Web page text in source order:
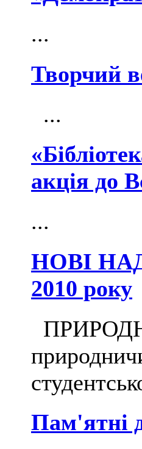
...
Творчий
...
акція до
...
НОВІ
2010 року
Пам'ятні